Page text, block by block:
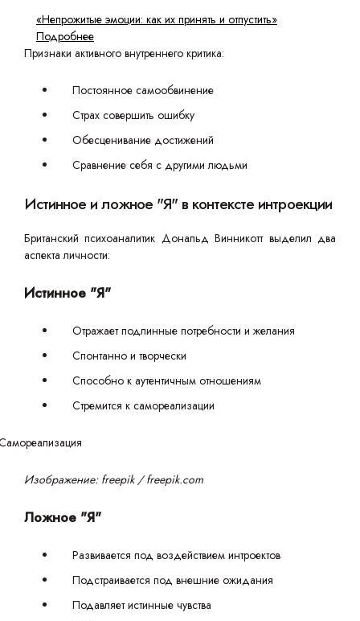
«Непрожитые эмоции: как их принять и отпустить»
Подробнее
Признаки активного внутреннего критика:
Постоянное самообвинение
Страх совершить ошибку
Обесценивание достижений
Сравнение себя с другими людьми
Истинное и ложное "Я" в контексте интроекции
Британский психоаналитик Дональд Винникотт выделил два
аспекта личности:
Истинное "Я"
Отражает подлинные потребности и желания
Спонтанно и творчески
Способно к аутентичным отношениям
Стремится к самореализации
Изображение: freepik / freepik.com
Ложное "Я"
Развивается под воздействием интроектов
Подстраивается под внешние ожидания
Подавляет истинные чувства